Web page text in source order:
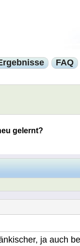
FAQ
gelernt?
ja auch